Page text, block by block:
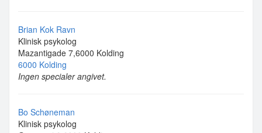
Brian Kok Ravn
Klinisk psykolog
Mazantigade 7,6000 Kolding
6000 Kolding
Ingen specialer angivet.
Bo Schøneman
Klinisk psykolog